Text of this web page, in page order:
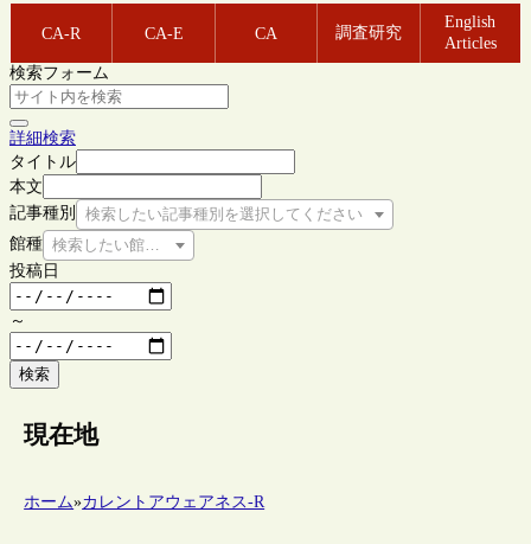
CA-R CA-E CA 調査研究
English
Articles
検索フォーム
詳細検索
タイトル
本文
記事種別
検索したい記事種別を選択してください
館種 検索したい館種を選択してください
投稿日
～
検索
現在地
ホーム»カレントアウェアネス-R